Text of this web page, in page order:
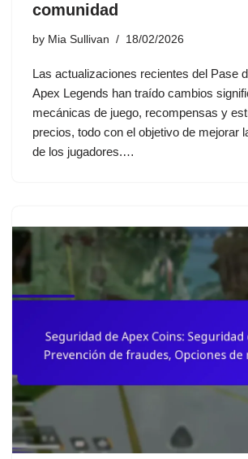
comunidad
by Mia Sullivan 18/02/2026
Las actualizaciones recientes del Pase
Apex Legends han traído cambios
mecánicas de juego, recompensas y
precios, todo con el objetivo de mejorar
de los jugadores.…